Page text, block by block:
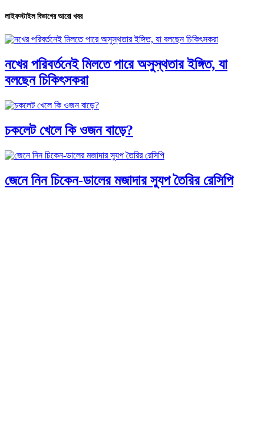
লাইফস্টাইল বিভাগের আরো খবর
নখের পরিবর্তনেই মিলতে পারে অসুস্থতার ইঙ্গিত, যা
বলছেন চিকিৎসকরা
চকলেট খেলে কি ওজন বাড়ে?
জেনে নিন চিকেন-ডালের মজাদার স্যুপ তৈরির রেসিপি